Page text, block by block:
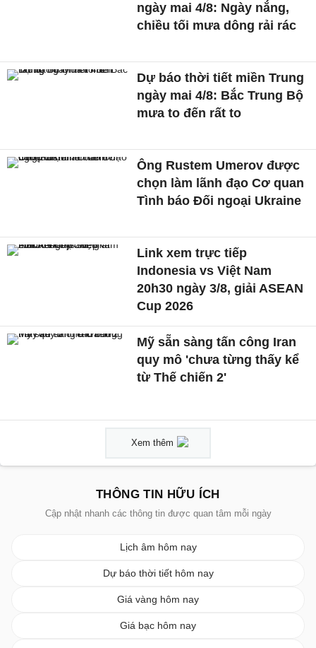
ngày mai 4/8: Ngày nắng,
chiều tối mưa dông rải rác
Dự báo thời tiết miền Trung
ngày mai 4/8: Bắc Trung Bộ
mưa to đến rất to
Ông Rustem Umerov được
chọn làm lãnh đạo Cơ quan
Tình báo Đối ngoại Ukraine
Link xem trực tiếp
Indonesia vs Việt Nam
20h30 ngày 3/8, giải ASEAN
Cup 2026
Mỹ sẵn sàng tấn công Iran
quy mô 'chưa từng thấy kể
từ Thế chiến 2'
Xem thêm
THÔNG TIN HỮU ÍCH
Cập nhật nhanh các thông tin được quan tâm mỗi ngày
Lịch âm hôm nay
Dự báo thời tiết hôm nay
Giá vàng hôm nay
Giá bạc hôm nay